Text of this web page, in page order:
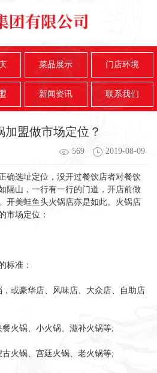
菜品展示 门店环境
新闻资讯 联系我们
盟做市场定位？
569 2019-08-09
确选址定位，没开过餐饮店者对餐饮
隔山，一行有一行的门道，开店前做
开美蛙鱼头火锅店亦是如此。火锅店
市场定位：
标准：
或豪华店、风味店、大众店、自助店
火锅、小火锅、滋补火锅等;
火锅、宫廷火锅、老火锅等;